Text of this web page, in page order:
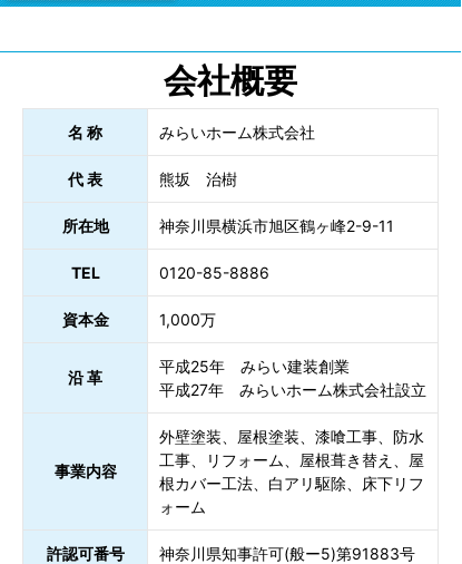
会社概要
名 称 みらいホーム株式会社
代 表 熊坂 治樹
所在地 神奈川県横浜市旭区鶴ヶ峰2-9-11
TEL 0120-85-8886
資本金 1,000万
沿 革
平成25年 みらい建装創業
平成27年 みらいホーム株式会社設立
事業内容
外壁塗装、屋根塗装、漆喰工事、防水
工事、リフォーム、屋根葺き替え、屋
根カバー工法、白アリ駆除、床下リフ
ォーム
許認可番号 神奈川県知事許可(般ー5)第91883号